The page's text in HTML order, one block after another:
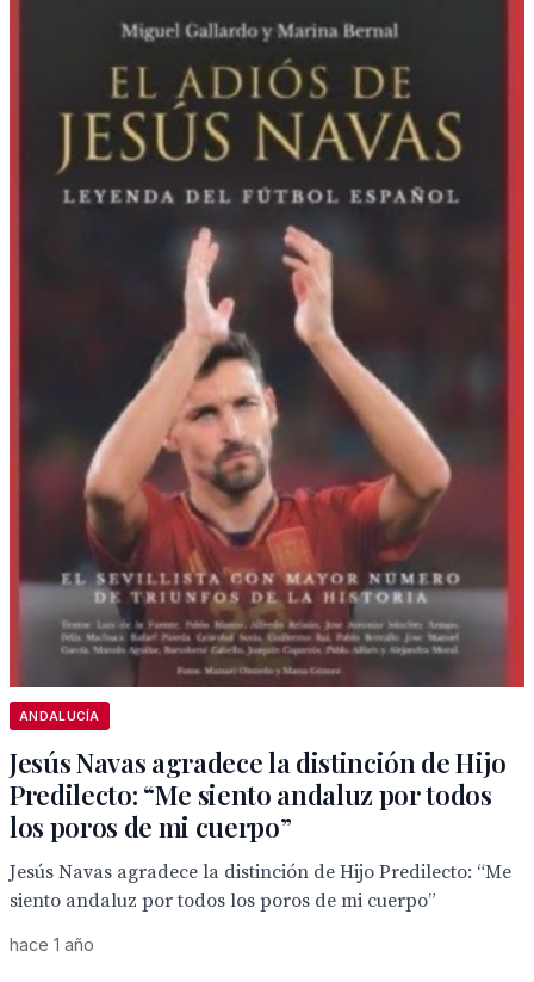
ANDALUCÍA
Jesús Navas agradece la distinción de Hijo
Predilecto: “Me siento andaluz por todos
los poros de mi cuerpo”
Jesús Navas agradece la distinción de Hijo Predilecto: “Me
siento andaluz por todos los poros de mi cuerpo”
hace 1 año